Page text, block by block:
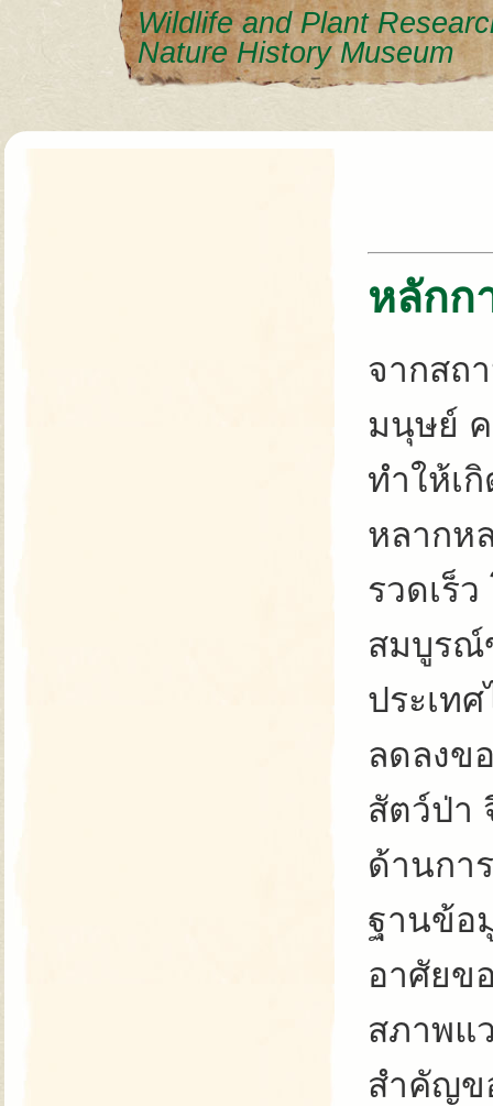
Wildlife and Plant
Nature History Museum
หลักก
จากสถ
มนุษย์
ทำให้เ
หลากห
รวดเร็
สมบูรณ์
ประเท
ลดลงข
สัตว์ป่า
ด้านกา
ฐานข้อ
อาศัยข
สภาพแ
สำคัญข